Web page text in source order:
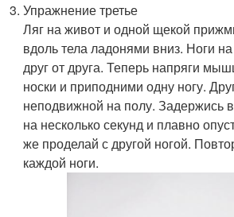
Упражнение третье
Ляг на живот и одной щекой
вдоль тела ладонями вниз. Ноги
друг от друга. Теперь напряги
носки и приподними одну ногу.
неподвижной на полу. Задержись
на несколько секунд и плавно
же проделай с другой ногой.
каждой ноги.